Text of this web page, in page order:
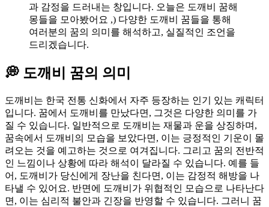
과 감정을 드러내는 창입니다. 오늘은 도깨비 꿈해
몽들을 모아봤어요 ,) 다양한 도깨비 꿈들을 통해
여러분의 꿈의 의미를 해석하고, 실질적인 조언을
드리겠습니다.
💭 도깨비 꿈의 의미
도깨비는 한국 전통 신화에서 자주 등장하는 인기 있는 캐릭터
입니다. 꿈에서 도깨비를 만났다면, 그것은 다양한 의미를 가
질 수 있습니다. 일반적으로 도깨비는 재물과 운을 상징하며,
꿈속에서 도깨비의 모습을 보았다면, 이는 긍정적인 기운이 몰
려오는 것을 예고하는 것으로 여겨집니다. 그리고 꿈의 전반적
인 느낌이나 상황에 따라 해석이 달라질 수 있습니다. 예를 들
어, 도깨비가 당신에게 장난을 친다면, 이는 감정적 해방을 나
타낼 수 있어요. 반면에 도깨비가 위협적인 모습으로 나타난다
면, 이는 심리적 불안과 긴장을 반영할 수 있습니다. 그러니 꿈